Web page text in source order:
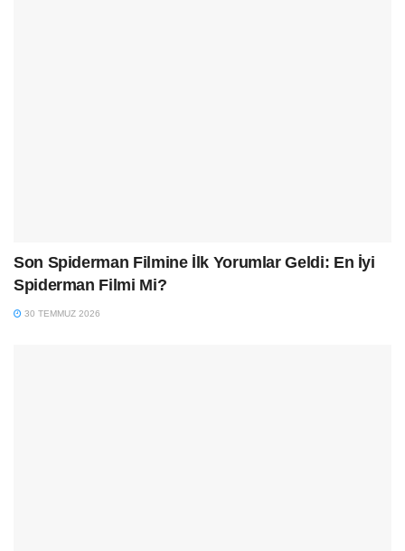
Son Spiderman Filmine İlk Yorumlar Geldi: En İyi
Spiderman Filmi Mi?
30 TEMMUZ 2026